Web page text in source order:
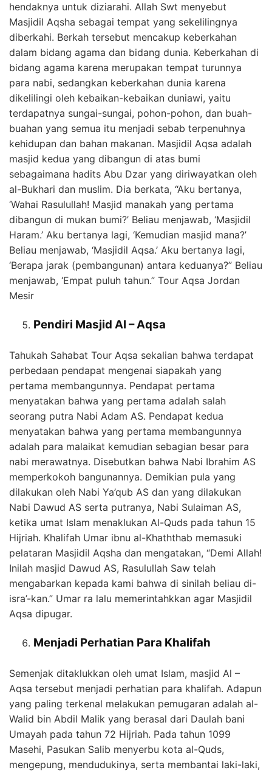
hendaknya untuk diziarahi. Allah Swt menyebut
Masjidil Aqsha sebagai tempat yang sekelilingnya
diberkahi. Berkah tersebut mencakup keberkahan
dalam bidang agama dan bidang dunia. Keberkahan di
bidang agama karena merupakan tempat turunnya
para nabi, sedangkan keberkahan dunia karena
dikelilingi oleh kebaikan-kebaikan duniawi, yaitu
terdapatnya sungai-sungai, pohon-pohon, dan buah-
buahan yang semua itu menjadi sebab terpenuhnya
kehidupan dan bahan makanan. Masjidil Aqsa adalah
masjid kedua yang dibangun di atas bumi
sebagaimana hadits Abu Dzar yang diriwayatkan oleh
al-Bukhari dan muslim. Dia berkata, “Aku bertanya,
‘Wahai Rasulullah! Masjid manakah yang pertama
dibangun di mukan bumi?’ Beliau menjawab, ‘Masjidil
Haram.’ Aku bertanya lagi, ‘Kemudian masjid mana?’
Beliau menjawab, ‘Masjidil Aqsa.’ Aku bertanya lagi,
‘Berapa jarak (pembangunan) antara keduanya?” Beliau
menjawab, ‘Empat puluh tahun.” Tour Aqsa Jordan
Mesir
Pendiri Masjid Al – Aqsa
Tahukah Sahabat Tour Aqsa sekalian bahwa terdapat
perbedaan pendapat mengenai siapakah yang
pertama membangunnya. Pendapat pertama
menyatakan bahwa yang pertama adalah salah
seorang putra Nabi Adam AS. Pendapat kedua
menyatakan bahwa yang pertama membangunnya
adalah para malaikat kemudian sebagian besar para
nabi merawatnya. Disebutkan bahwa Nabi Ibrahim AS
memperkokoh bangunannya. Demikian pula yang
dilakukan oleh Nabi Ya’qub AS dan yang dilakukan
Nabi Dawud AS serta putranya, Nabi Sulaiman AS,
ketika umat Islam menaklukan Al-Quds pada tahun 15
Hijriah. Khalifah Umar ibnu al-Khaththab memasuki
pelataran Masjidil Aqsha dan mengatakan, “Demi Allah!
Inilah masjid Dawud AS, Rasulullah Saw telah
mengabarkan kepada kami bahwa di sinilah beliau di-
isra’-kan.” Umar ra lalu memerintahkkan agar Masjidil
Aqsa dipugar.
Menjadi Perhatian Para Khalifah
Semenjak ditaklukkan oleh umat Islam, masjid Al –
Aqsa tersebut menjadi perhatian para khalifah. Adapun
yang paling terkenal melakukan pemugaran adalah al-
Walid bin Abdil Malik yang berasal dari Daulah bani
Umayah pada tahun 72 Hijriah. Pada tahun 1099
Masehi, Pasukan Salib menyerbu kota al-Quds,
mengepung, mendudukinya, serta membantai laki-laki,